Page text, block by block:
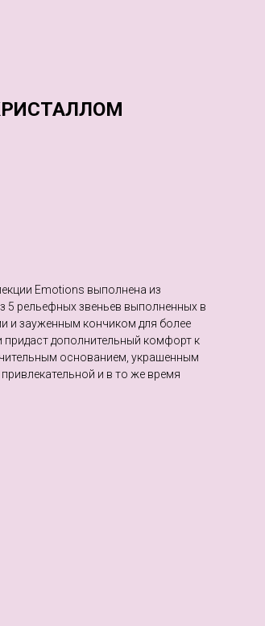
Emotions выполнена из
5 рельефных звеньев выполненных в
и зауженным кончиком для более
придаст дополнительный комфорт к
основанием, украшенным
и в то же время